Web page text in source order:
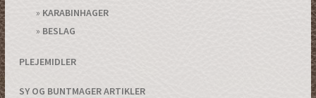
KARABINHAGER
BESLAG
PLEJEMIDLER
SY OG BUNTMAGER ARTIKLER